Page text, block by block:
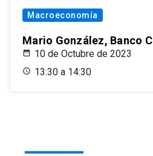
Macroeconomía
Mario González, Banco
10 de Octubre de 2023
13:30 a 14:30